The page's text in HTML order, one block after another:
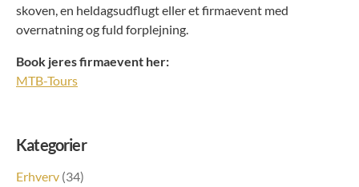
skoven, en heldagsudflugt eller et firmaevent med
overnatning og fuld forplejning.
Book jeres firmaevent her:
MTB-Tours
Kategorier
Erhverv (34)